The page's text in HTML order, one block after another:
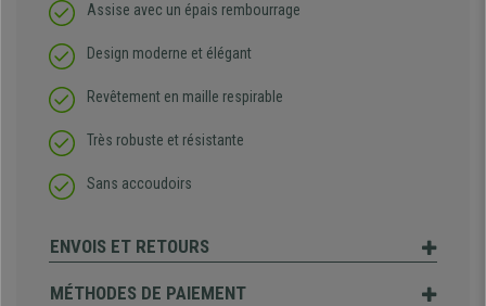
Assise avec un épais rembourrage
Design moderne et élégant
Revêtement en maille respirable
Très robuste et résistante
Sans accoudoirs
ENVOIS ET RETOURS
MÉTHODES DE PAIEMENT